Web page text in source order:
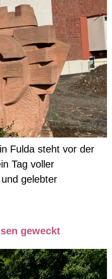
Fulda steht vor der
Tag voller
gelebter
geweckt